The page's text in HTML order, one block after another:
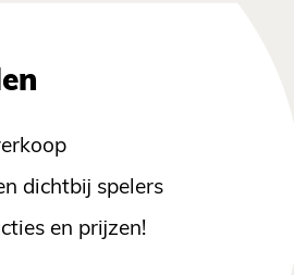
dichtbij spelers
en prijzen!